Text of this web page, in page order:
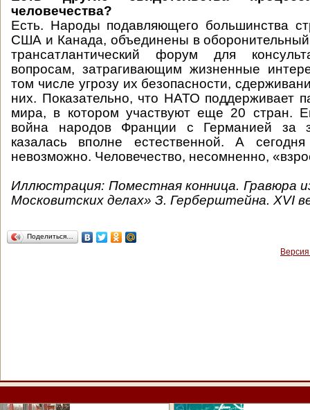
человечества?
Есть. Народы подавляющего большинства
США и Канада, объединены в
трансатлантический форум для
вопросам, затрагивающим жизненные
том числе угрозу их безопасности,
них. Показательно, что НАТО поддерживает
мира, в котором участвуют еще 20 стран.
война народов Франции с Германией за
казалась вполне естественной. А
невозможно. Человечество, несомненно,
Иллюстрация: Поместная конница. Гравюра
Московитских делах» З. Герберштейна. XVI
Поделиться…